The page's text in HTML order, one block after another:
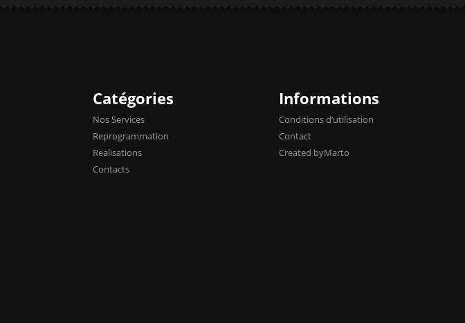
Catégories
Nos Services
Reprogrammation
Realisations
Contacts
Informations
Conditions d’utilisation
Contact
Created byMarto